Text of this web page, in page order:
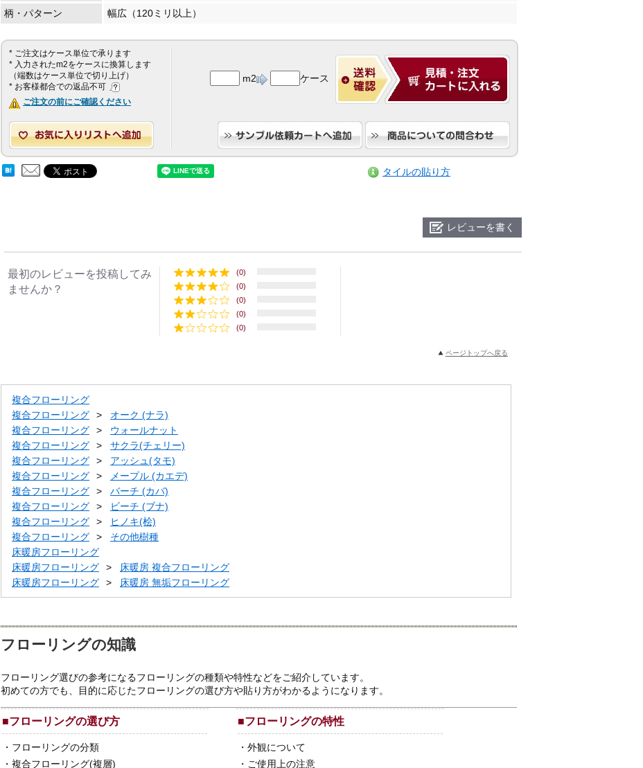
柄・パターン
幅広（120ミリ以上）
* ご注文はケース単位で承ります
* 入力されたm2をケースに換算します
（端数はケース単位で切り上げ）
* お客様都合での返品不可
ご注文の前にご確認ください
m2 ケース
タイルの貼り方
レビューを書く
最初のレビューを投稿してみ
ませんか？
(0)
(0)
(0)
(0)
(0)
ページトップへ戻る
複合フローリング
複合フローリング
オーク (ナラ)
複合フローリング
ウォールナット
複合フローリング
サクラ(チェリー)
複合フローリング
アッシュ(タモ)
複合フローリング
メープル (カエデ)
複合フローリング
バーチ (カバ)
複合フローリング
ビーチ (ブナ)
複合フローリング
ヒノキ(桧)
複合フローリング
その他樹種
床暖房フローリング
床暖房フローリング
床暖房 複合フローリング
床暖房フローリング
床暖房 無垢フローリング
フローリングの知識
フローリング選びの参考になるフローリングの種類や特性などをご紹介しています。
初めての方でも、目的に応じたフローリングの選び方や貼り方がわかるようになります。
■フローリングの選び方
・ フローリングの分類
・ 複合フローリング(複層)
■フローリングの特性
・ 外観について
・ ご使用上の注意